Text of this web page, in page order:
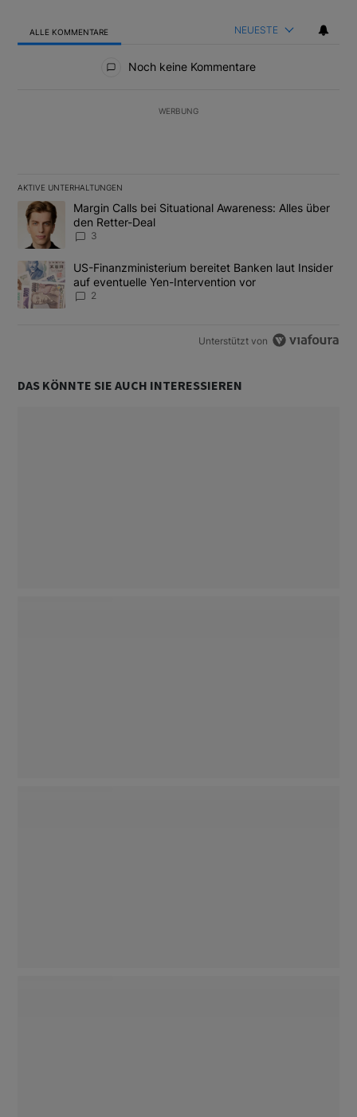
ALLE KOMMENTARE NEUESTE
Noch keine Kommentare
WERBUNG
AKTIVE UNTERHALTUNGEN
Das Folgende ist eine Liste der am meisten kommentierten
Ein Trendartikel mit dem Titel "Margin Calls bei Situational
Margin Calls bei Situational Awareness: Alles über
den Retter-Deal
3
Ein Trendartikel mit dem Titel "US-Finanzministerium bereitet
US-Finanzministerium bereitet Banken laut Insider
auf eventuelle Yen-Intervention vor
2
Unterstützt von
DAS KÖNNTE SIE AUCH INTERESSIEREN